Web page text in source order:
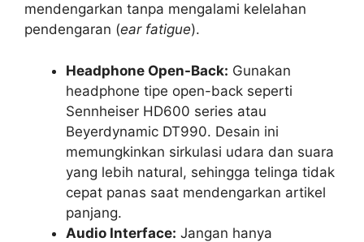
mendengarkan tanpa mengalami kelelahan
pendengaran (ear fatigue).
Headphone Open-Back: Gunakan
headphone tipe open-back seperti
Sennheiser HD600 series atau
Beyerdynamic DT990. Desain ini
memungkinkan sirkulasi udara dan suara
yang lebih natural, sehingga telinga tidak
cepat panas saat mendengarkan artikel
panjang.
Audio Interface: Jangan hanya